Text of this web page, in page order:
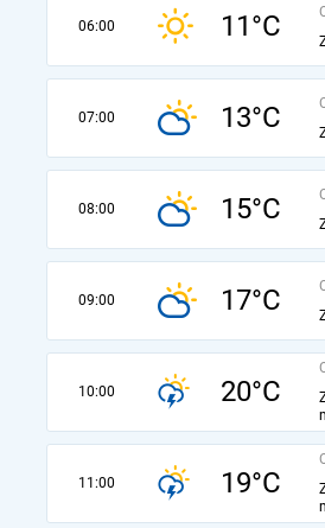
06:00 11°C
07:00 13°C
08:00 15°C
09:00 17°C
10:00 20°C
11:00 19°C